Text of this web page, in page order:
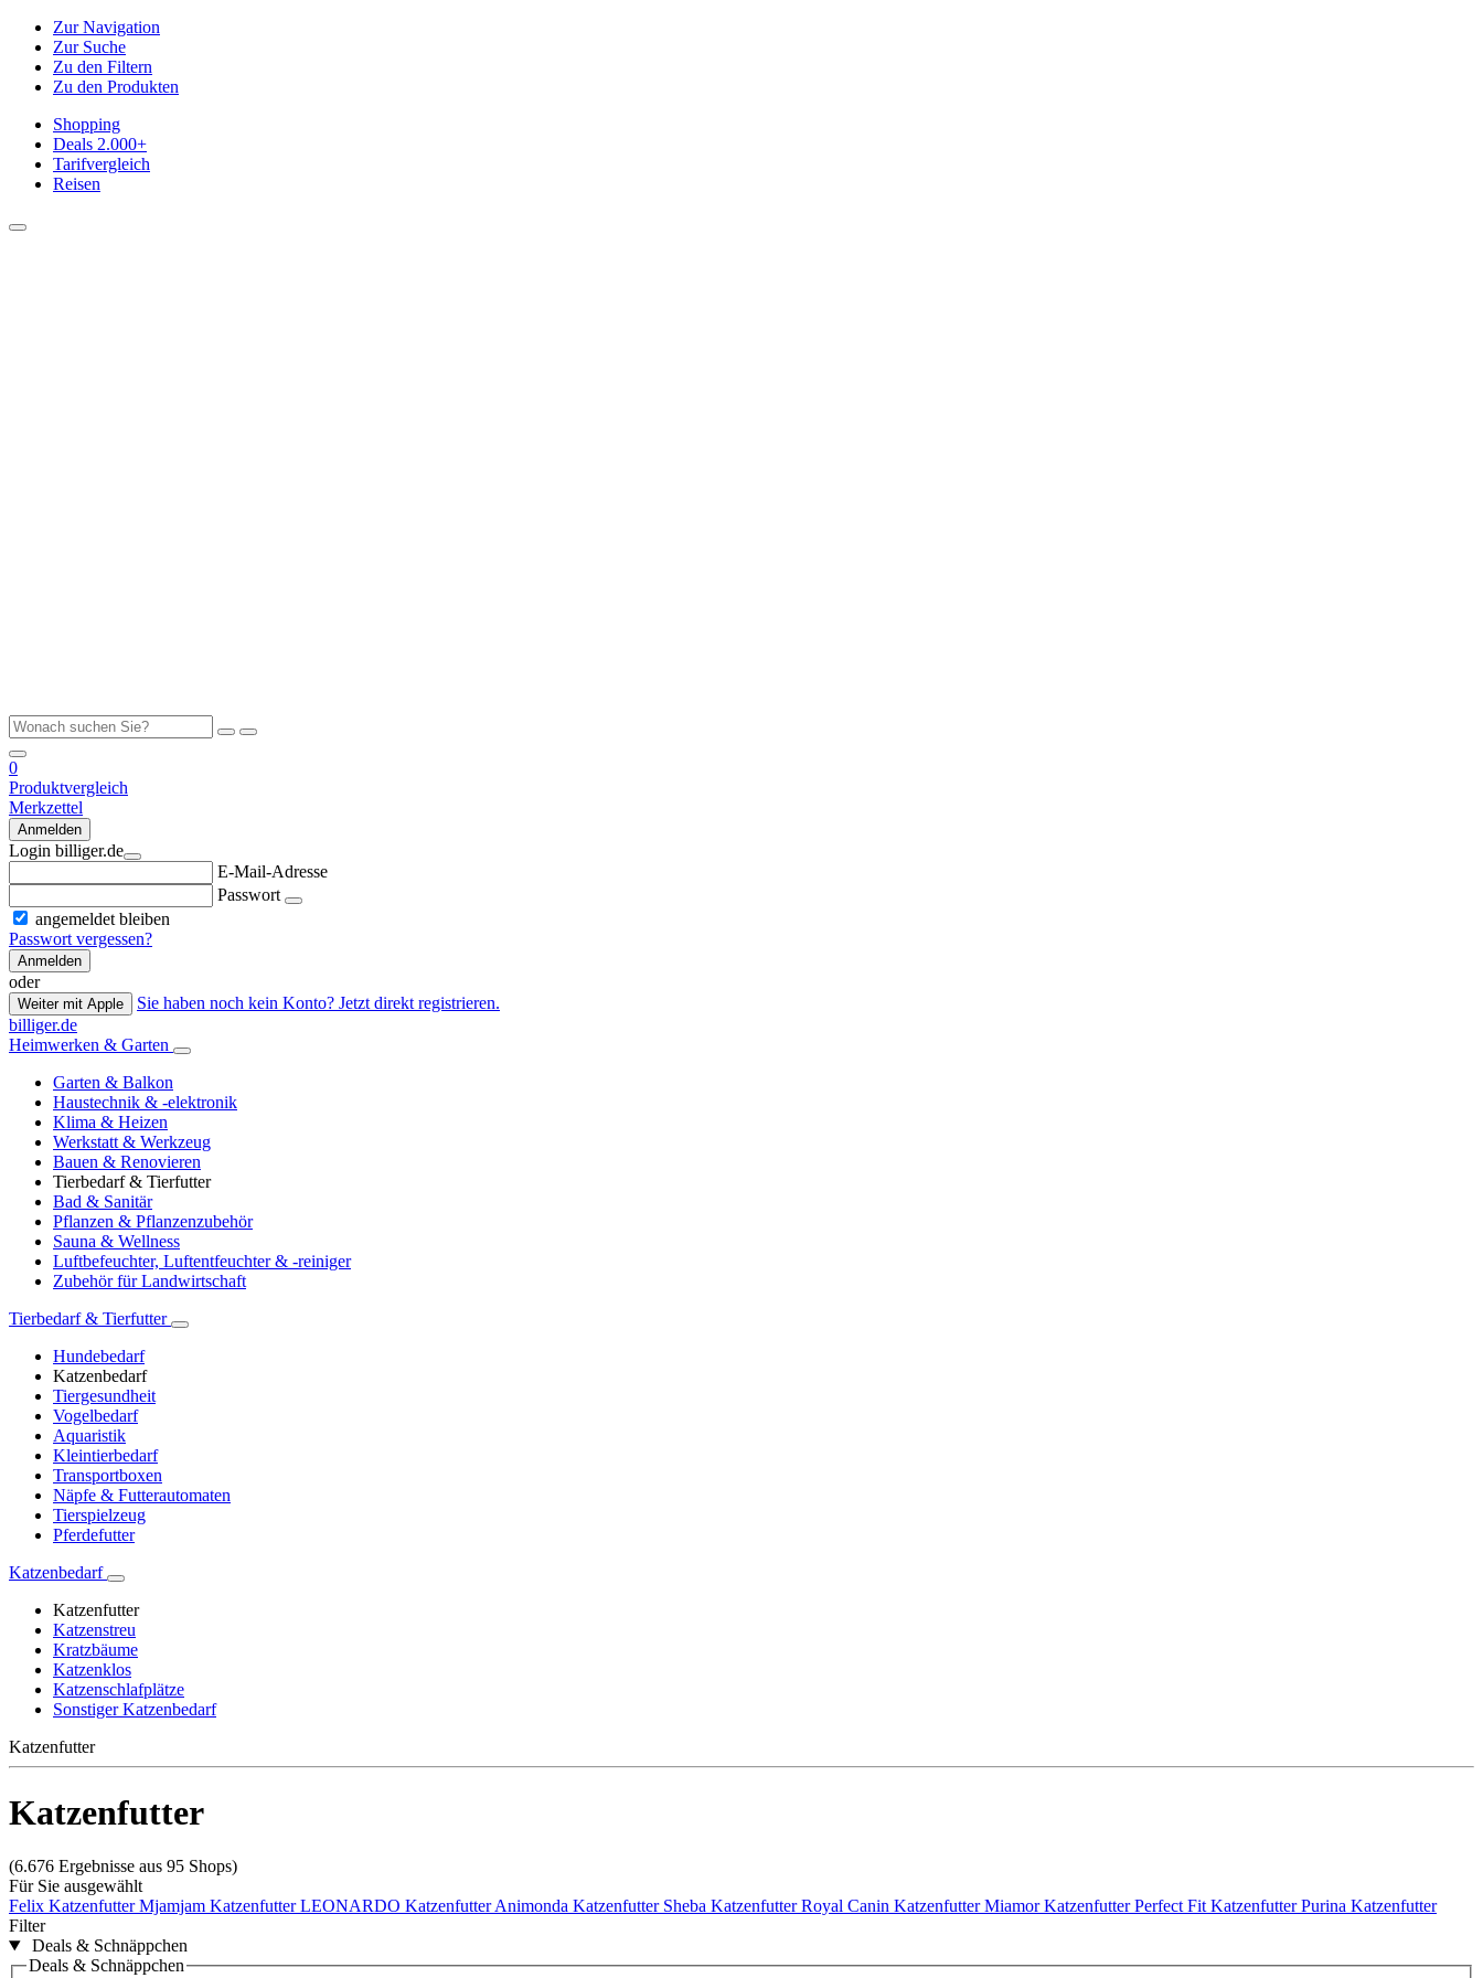
Zur Navigation
Zur Suche
Zu den Filtern
Zu den Produkten
Shopping
Deals 2.000+
Tarifvergleich
Reisen
0
Produktvergleich
Merkzettel
Anmelden
Login billiger.de
E-Mail-Adresse
Passwort
angemeldet bleiben
Passwort vergessen?
Anmelden
oder
Weiter mit Apple
Sie haben noch kein Konto? Jetzt direkt registrieren.
billiger.de
Heimwerken & Garten
Garten & Balkon
Haustechnik & -elektronik
Klima & Heizen
Werkstatt & Werkzeug
Bauen & Renovieren
Tierbedarf & Tierfutter
Bad & Sanitär
Pflanzen & Pflanzenzubehör
Sauna & Wellness
Luftbefeuchter, Luftentfeuchter & -reiniger
Zubehör für Landwirtschaft
Tierbedarf & Tierfutter
Hundebedarf
Katzenbedarf
Tiergesundheit
Vogelbedarf
Aquaristik
Kleintierbedarf
Transportboxen
Näpfe & Futterautomaten
Tierspielzeug
Pferdefutter
Katzenbedarf
Katzenfutter
Katzenstreu
Kratzbäume
Katzenklos
Katzenschlafplätze
Sonstiger Katzenbedarf
Katzenfutter
Katzenfutter
(6.676 Ergebnisse aus 95 Shops)
Für Sie ausgewählt
Felix KatzenfutterMjamjam KatzenfutterLEONARDO KatzenfutterAnimonda Katzenfutter Sheba KatzenfutterRoyal Canin KatzenfutterMiamor KatzenfutterPerfect Fit KatzenfutterPurina Katzenfutter
Filter
Deals & Schnäppchen
Deals & Schnäppchen